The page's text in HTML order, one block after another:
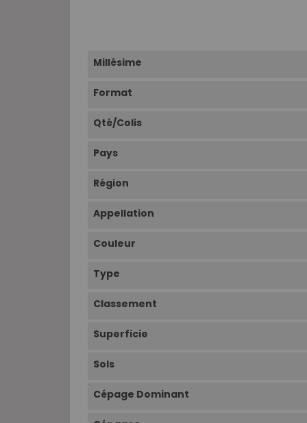
Millésime
Format
Qté/Colis
Pays
Région
Appellation
Couleur
Type
Classement
Superficie
Sols
Cépage Dominant